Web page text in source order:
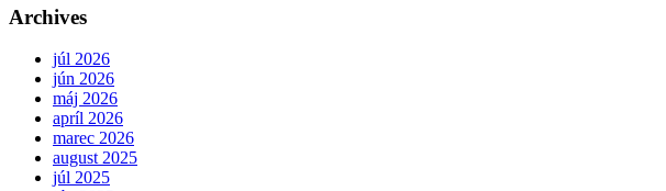
Archives
júl 2026
jún 2026
máj 2026
apríl 2026
marec 2026
august 2025
júl 2025